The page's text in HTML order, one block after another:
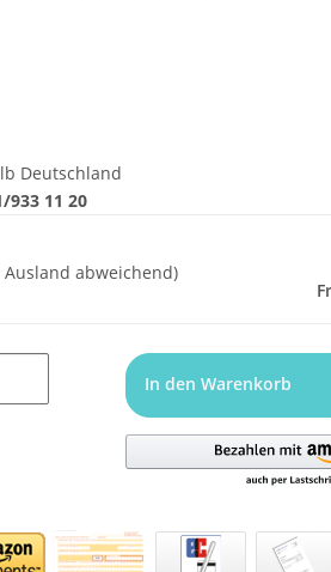
Deutschland
933 11 20
Ausland abweichend)
In den Warenkorb